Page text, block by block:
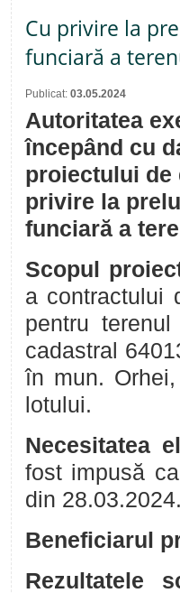
Cu privire la
funciară a
Publicat: 03.05.2024
Autoritatea
începând cu
proiectului de
privire la
funciară a
Scopul
a contractului
pentru
cadastral
în mun.
lotului.
Necesitatea
fost impusă
din
Beneficiarul
Rezultatele